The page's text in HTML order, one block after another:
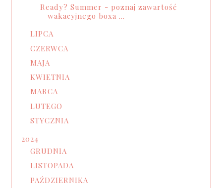
Ready? Summer - poznaj zawartość
wakacyjnego boxa ...
LIPCA
CZERWCA
MAJA
KWIETNIA
MARCA
LUTEGO
STYCZNIA
2024
GRUDNIA
LISTOPADA
PAŹDZIERNIKA